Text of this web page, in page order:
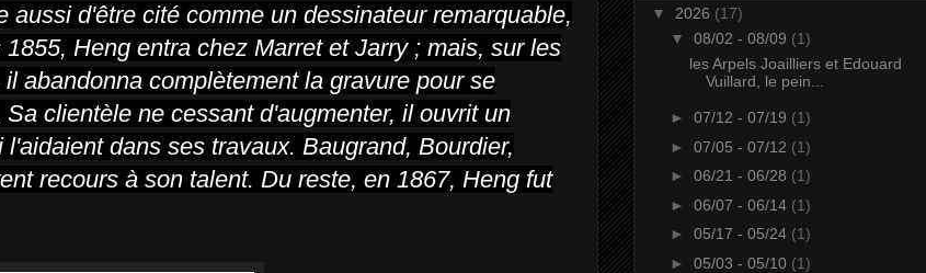
d'être cité comme un dessinateur remarquable,
Heng entra chez Marret et Jarry ; mais, sur les
abandonna complètement la gravure pour se
clientèle ne cessant d'augmenter, il ouvrit un
l'aidaient dans ses travaux. Baugrand, Bourdier,
recours à son talent. Du reste, en 1867, Heng fut
▼ 2026 (17)
▼ 08/02 - 08/09 (1)
les Arpels Joailliers et Edouard
Vuillard, le pein...
► 07/12 - 07/19 (1)
► 07/05 - 07/12 (1)
► 06/21 - 06/28 (1)
► 06/07 - 06/14 (1)
► 05/17 - 05/24 (1)
► 05/03 - 05/10 (1)